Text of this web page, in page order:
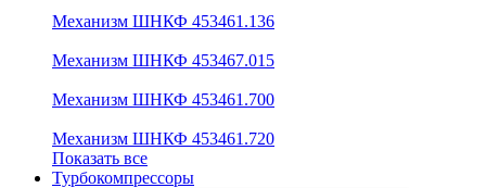
Механизм ШНКФ 453461.136
Механизм ШНКФ 453467.015
Механизм ШНКФ 453461.700
Механизм ШНКФ 453461.720
Показать все
Турбокомпрессоры